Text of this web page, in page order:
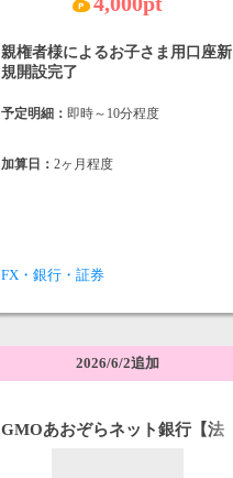
親権者様によるお子さま用口座新
規開設完了
予定明細： 即時～10分程度
加算日： 2ヶ月程度
FX・銀行・証券
2026/6/2追加
GMOあおぞらネット銀行【法